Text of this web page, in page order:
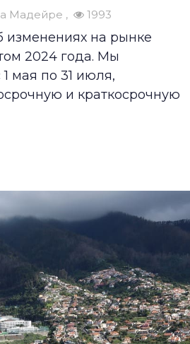
Мадейре 1993
изменениях на рынке
2024 года. Мы
мая по 31 июля,
и краткосрочную